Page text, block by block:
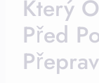
Který
Před